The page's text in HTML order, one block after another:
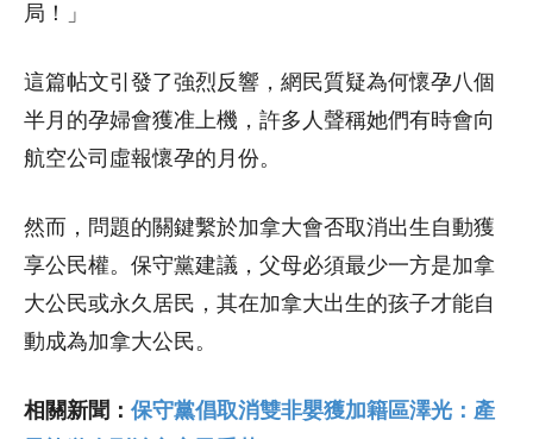
局！」
這篇帖文引發了強烈反響，網民質疑為何懷孕八個
半月的孕婦會獲准上機，許多人聲稱她們有時會向
航空公司虛報懷孕的月份。
然而，問題的關鍵繫於加拿大會否取消出生自動獲
享公民權。保守黨建議，父母必須最少一方是加拿
大公民或永久居民，其在加拿大出生的孩子才能自
動成為加拿大公民。
相關新聞： 保守黨倡取消雙非嬰獲加籍區澤光：產